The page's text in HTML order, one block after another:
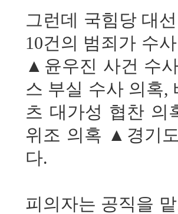
그런데 국힘당 대
10건의 범죄가 수
▲윤우진 사건 수
스 부실 수사 의혹
츠 대가성 협찬
위조 의혹 ▲경기
다.
피의자는 공직을